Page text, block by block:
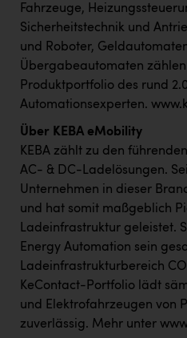
Fahrzeuge,
Sicherheitstechnik und
und Roboter,
Übergabeautomaten
Produktportfolio des rund
Automationsexperten.
Über KEBA eMobility
KEBA zählt zu den
AC- & DC-Ladelösungen.
Unternehmen in dieser
und hat somit maßgeblich
Ladeinfrastruktur geleistet.
Energy Automation sein
Ladeinfrastrukturbereich CO
KeContact-Portfolio lädt
und Elektrofahrzeugen von
zuverlässig. Mehr unter